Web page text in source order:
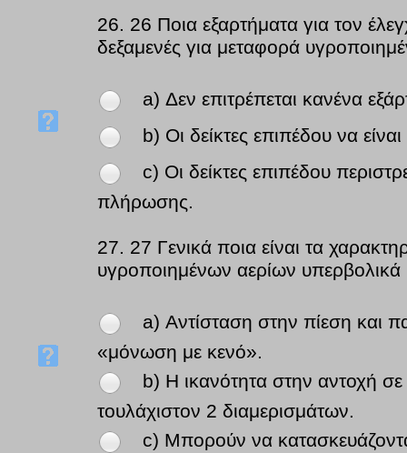
26. 26 Ποια εξαρτήματα για τον
δεξαμενές για μεταφορά
a) Δεν επιτρέπεται κανένα
b) Οι δείκτες επιπέδου να
c) Οι δείκτες επιπέδου
πλήρωσης.
27. 27 Γενικά ποια είναι τα
υγροποιημένων αερίων
a) Αντίσταση στην πίεση και
«μόνωση με κενό».
b) Η ικανότητα στην αντοχή
τουλάχιστον 2 διαμερισμάτων.
c) Μπορούν να